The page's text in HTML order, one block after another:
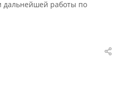
дальнейшей работы по